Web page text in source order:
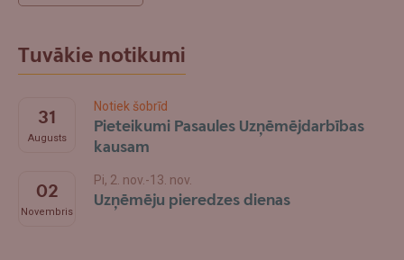
Tuvākie notikumi
31
Augusts
Notiek šobrīd
Pieteikumi Pasaules Uzņēmējdarbības
kausam
02
Novembris
Pi, 2. nov.-13. nov.
Uzņēmēju pieredzes dienas